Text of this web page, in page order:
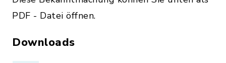
PDF - Datei öffnen.
Downloads